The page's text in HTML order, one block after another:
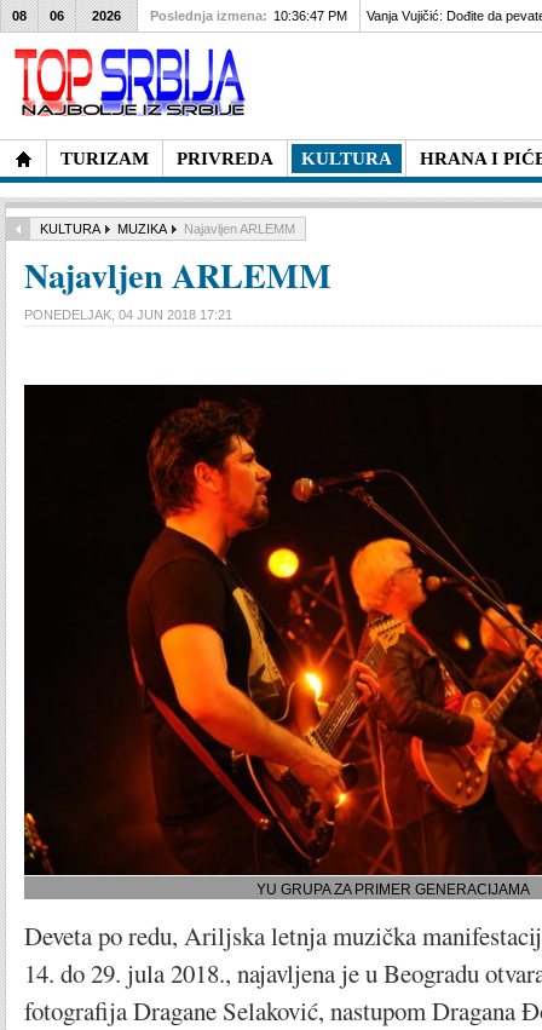
TURIZAM PRIVREDA KULTURA HRANA I
08 06 2026 Poslednja izmena: 10:36:47 PM Vanja Vujičić: Dođite da
KULTURA MUZIKA Najavljen ARLEMM
Najavljen ARLEMM
PONEDELJAK, 04 JUN 2018 17:21
YU GRUPA ZA PRIMER GENERACIJAMA
Deveta po redu, Ariljska letnja muzička
14. do 29. jula 2018., najavljena je u Beogradu
fotografija Dragane Selaković, nastupom Dragana